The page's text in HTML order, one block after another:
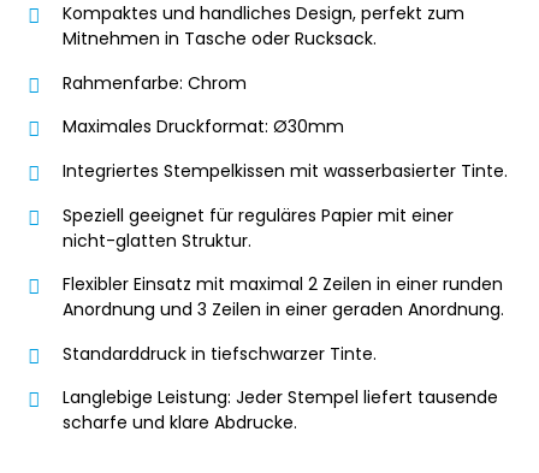
Kompaktes und handliches Design, perfekt zum
Mitnehmen in Tasche oder Rucksack.
Rahmenfarbe: Chrom
Maximales Druckformat: Ø30mm
Integriertes Stempelkissen mit wasserbasierter Tinte.
Speziell geeignet für reguläres Papier mit einer
nicht-glatten Struktur.
Flexibler Einsatz mit maximal 2 Zeilen in einer runden
Anordnung und 3 Zeilen in einer geraden Anordnung.
Standarddruck in tiefschwarzer Tinte.
Langlebige Leistung: Jeder Stempel liefert tausende
scharfe und klare Abdrucke.